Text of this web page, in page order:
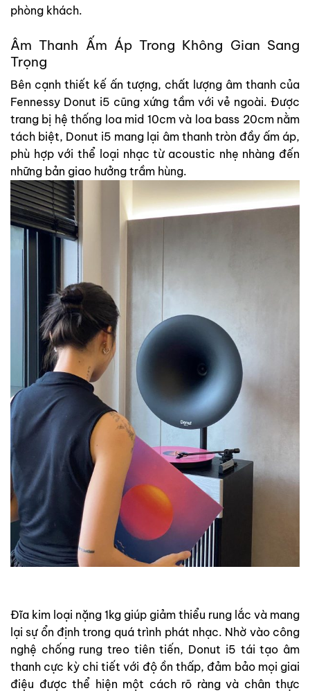
phòng khách.
Âm Thanh Ấm Áp Trong Không Gian Sang
Trọng
Bên cạnh thiết kế ấn tượng, chất lượng âm thanh của
Fennessy Donut i5 cũng xứng tầm với vẻ ngoài. Được
trang bị hệ thống loa mid 10cm và loa bass 20cm nằm
tách biệt, Donut i5 mang lại âm thanh tròn đầy ấm áp,
phù hợp với thể loại nhạc từ acoustic nhẹ nhàng đến
những bản giao hưởng trầm hùng.
Đĩa kim loại nặng 1kg giúp giảm thiểu rung lắc và mang
lại sự ổn định trong quá trình phát nhạc. Nhờ vào công
nghệ chống rung treo tiên tiến, Donut i5 tái tạo âm
thanh cực kỳ chi tiết với độ ồn thấp, đảm bảo mọi giai
điệu được thể hiện một cách rõ ràng và chân thực